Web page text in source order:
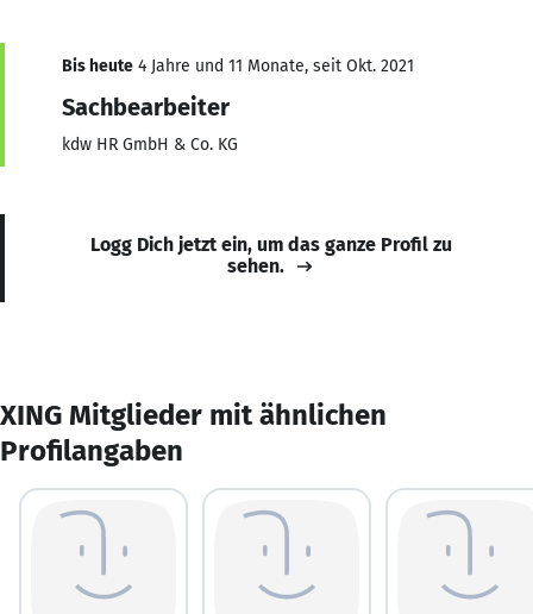
Bis heute 4 Jahre und 11 Monate, seit Okt. 2021
Sachbearbeiter
kdw HR GmbH & Co. KG
Logg Dich jetzt ein, um das ganze Profil zu
sehen.
XING Mitglieder mit ähnlichen
Profilangaben